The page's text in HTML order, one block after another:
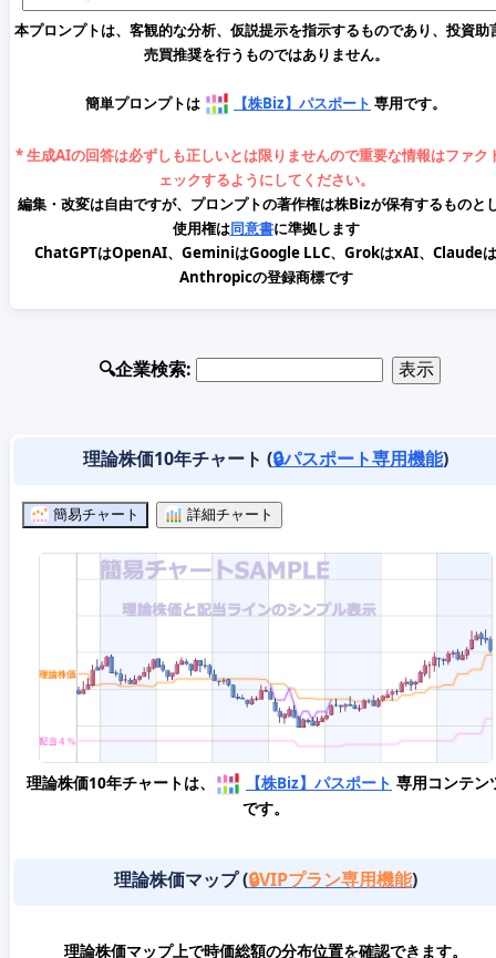
本プロンプトは、客観的な分析、仮説提示を指示するものであり、投資助
売買推奨を行うものではありません。
簡単プロンプトは 【株Biz】パスポート 専用です。
* 生成AIの回答は必ずしも正しいとは限りませんので重要な情報はファク
ェックするようにしてください。
編集・改変は自由ですが、プロンプトの著作権は株Bizが保有するものと
使用権は同意書に準拠します
ChatGPTはOpenAI、GeminiはGoogle LLC、GrokはxAI、Claudeは
Anthropicの登録商標です
🔍企業検索:
理論株価10年チャート (🔒パスポート専用機能)
簡易チャート 詳細チャート
理論株価10年チャートは、 【株Biz】パスポート 専用コンテン
です。
理論株価マップ (🔒VIPプラン専用機能)
理論株価マップ上で時価総額の分布位置を確認できます。